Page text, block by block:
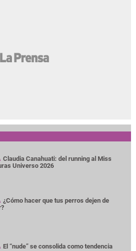
Claudia Canahuati: del running al Miss
Universo 2026
¿Cómo hacer que tus perros dejen de
El “nude” se consolida como tendencia